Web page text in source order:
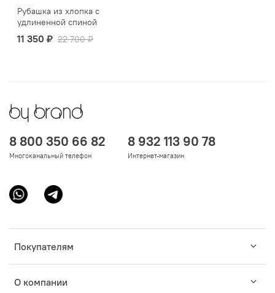
Рубашка из хлопка с
удлиненной спиной
11 350 ₽ 22 700 ₽
Покупателям
О компании
8 800 350 66 82
Многоканальный телефон
8 932 113 90 78
Интернет-магазин